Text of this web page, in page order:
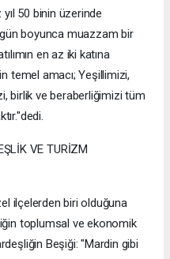
50 binin üzerinde
gün boyunca muazzam bir
en az iki katına
temel amacı; Yeşillimizi,
birlik ve beraberliğimizi tüm
VE TURİZM
ilçelerden biri olduğuna
toplumsal ve ekonomik
Beşiği: "Mardin gibi